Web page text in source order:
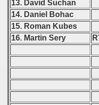
13. David Suchan
14. Daniel Bohac
15. Roman Kubes
16. Martin Sery
1983
1984